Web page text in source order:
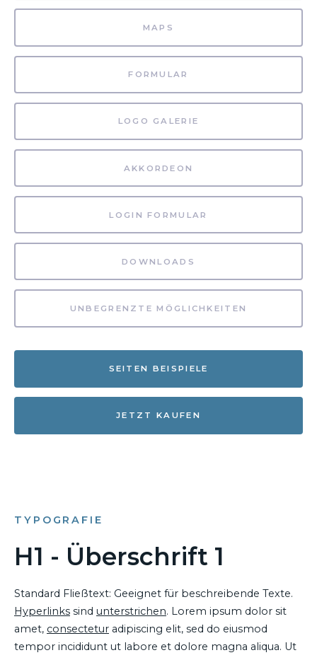
MAPS
FORMULAR
LOGO GALERIE
AKKORDEON
LOGIN FORMULAR
DOWNLOADS
UNBEGRENZTE MÖGLICHKEITEN
SEITEN BEISPIELE
JETZT KAUFEN
TYPOGRAFIE
H1 - Überschrift 1
Standard Fließtext: Geeignet für beschreibende Texte.
Hyperlinks sind unterstrichen. Lorem ipsum dolor sit
amet, consectetur adipiscing elit, sed do eiusmod
tempor incididunt ut labore et dolore magna aliqua. Ut